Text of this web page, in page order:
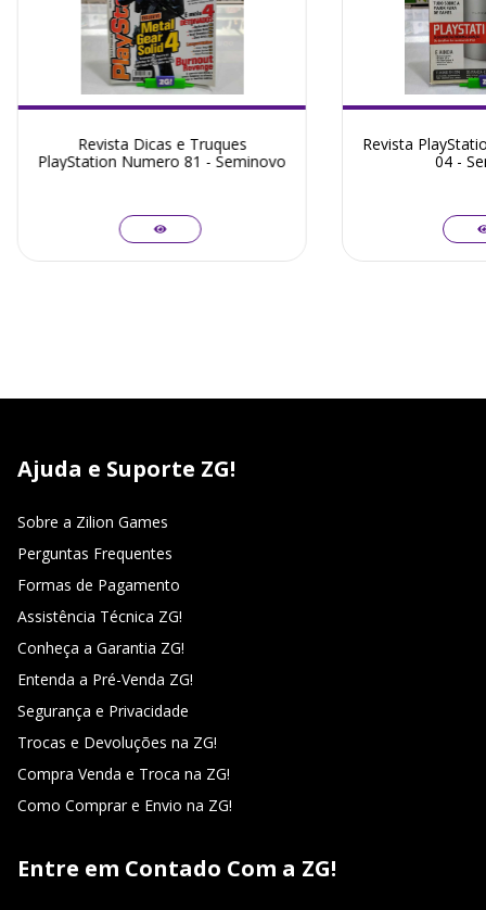
Revista Dicas e Truques
PlayStation Numero 81 - Seminovo
Revista
04 -
Ajuda e Suporte ZG!
Sobre a Zilion Games
Perguntas Frequentes
Formas de Pagamento
Assistência Técnica ZG!
Conheça a Garantia ZG!
Entenda a Pré-Venda ZG!
Segurança e Privacidade
Trocas e Devoluções na ZG!
Compra Venda e Troca na ZG!
Como Comprar e Envio na ZG!
Entre em Contado Com a ZG!